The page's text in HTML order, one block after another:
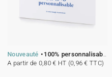
Nouveauté
100% personnalisable
A partir de 0,80 € HT (0,96 € TTC)